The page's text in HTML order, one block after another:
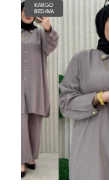
KARGO
BEDAVA